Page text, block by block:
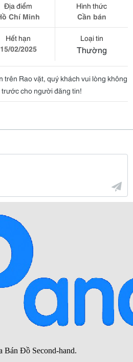
Địa điểm
Chí Minh
Hình thức
Cần bán
Hết hạn
15/02/2025
Loại tin
Thường
trên Rao vặt, quý khách vui lòng không
cho người đăng tin!